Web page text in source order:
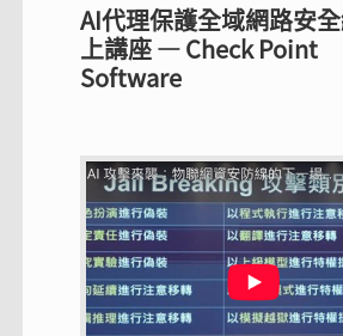
AI代理保護全域網路安
上講座 — Check Point
Software